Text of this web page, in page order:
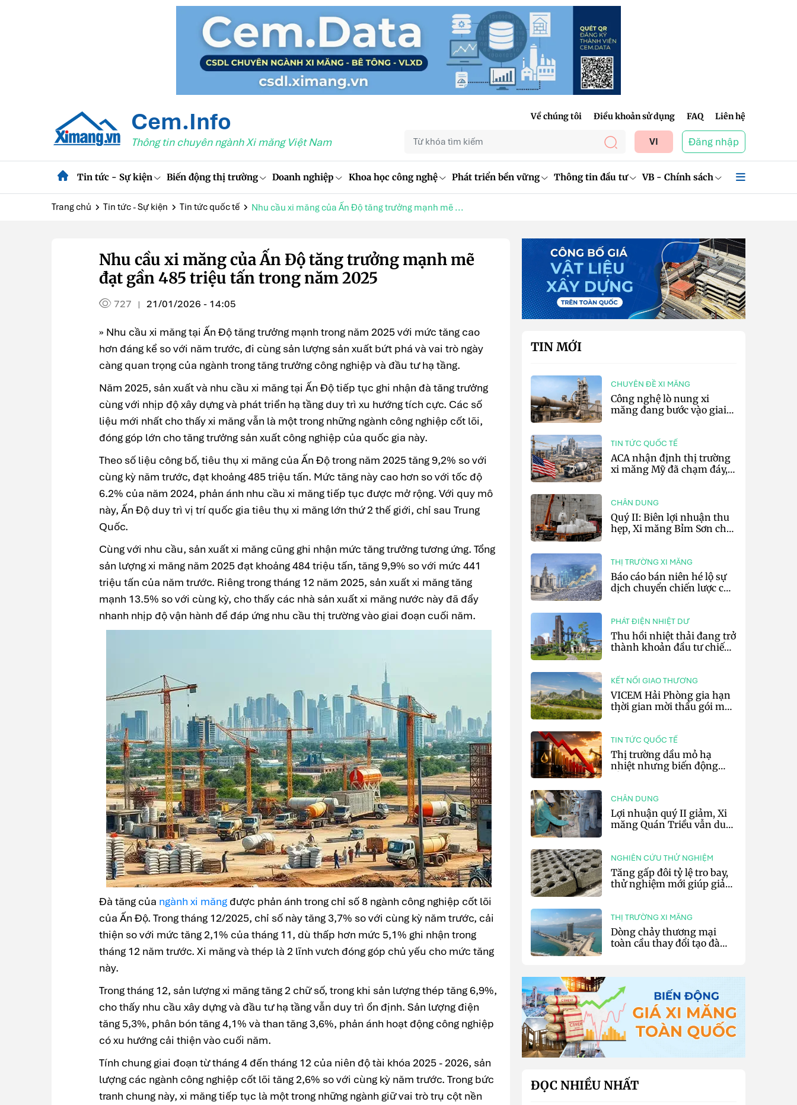
Cem.Info
Thông tin chuyên ngành Xi măng Việt Nam
Về chúng tôi Điều khoản sử dụng FAQ Liên hệ
VI Đăng nhập
Tin tức - Sự kiện Biến động thị trường Doanh nghiệp Khoa học công nghệ Phát triển bền vững Thông tin đầu tư VB - Chính sách
Trang chủ Tin tức - Sự kiện Tin tức quốc tế Nhu cầu xi măng của Ấn Độ tăng trưởng mạnh mẽ ...
Nhu cầu xi măng của Ấn Độ tăng trưởng mạnh mẽ
đạt gần 485 triệu tấn trong năm 2025
727 | 21/01/2026 - 14:05
» Nhu cầu xi măng tại Ấn Độ tăng trưởng mạnh trong năm 2025 với mức tăng cao
hơn đáng kể so với năm trước, đi cùng sản lượng sản xuất bứt phá và vai trò ngày
càng quan trọng của ngành trong tăng trưởng công nghiệp và đầu tư hạ tầng.
Năm 2025, sản xuất và nhu cầu xi măng tại Ấn Độ tiếp tục ghi nhận đà tăng trưởng
cùng với nhịp độ xây dựng và phát triển hạ tầng duy trì xu hướng tích cực. Các số
liệu mới nhất cho thấy xi măng vẫn là một trong những ngành công nghiệp cốt lõi,
đóng góp lớn cho tăng trưởng sản xuất công nghiệp của quốc gia này.
Theo số liệu công bố, tiêu thụ xi măng của Ấn Độ trong năm 2025 tăng 9,2% so với
cùng kỳ năm trước, đạt khoảng 485 triệu tấn. Mức tăng này cao hơn so với tốc độ
6.2% của năm 2024, phản ánh nhu cầu xi măng tiếp tục được mở rộng. Với quy mô
này, Ấn Độ duy trì vị trí quốc gia tiêu thụ xi măng lớn thứ 2 thế giới, chỉ sau Trung
Quốc.
Cùng với nhu cầu, sản xuất xi măng cũng ghi nhận mức tăng trưởng tương ứng. Tổng
sản lượng xi măng năm 2025 đạt khoảng 484 triệu tấn, tăng 9,9% so với mức 441
triệu tấn của năm trước. Riêng trong tháng 12 năm 2025, sản xuất xi măng tăng
mạnh 13.5% so với cùng kỳ, cho thấy các nhà sản xuất xi măng nước này đã đẩy
nhanh nhịp độ vận hành để đáp ứng nhu cầu thị trường vào giai đoạn cuối năm.
Đà tăng của ngành xi măng được phản ánh trong chỉ số 8 ngành công nghiệp cốt lõi
của Ấn Độ. Trong tháng 12/2025, chỉ số này tăng 3,7% so với cùng kỳ năm trước, cải
thiện so với mức tăng 2,1% của tháng 11, dù thấp hơn mức 5,1% ghi nhận trong
tháng 12 năm trước. Xi măng và thép là 2 lĩnh vưch đóng góp chủ yếu cho mức tăng
này.
Trong tháng 12, sản lượng xi măng tăng 2 chữ số, trong khi sản lượng thép tăng 6,9%,
cho thấy nhu cầu xây dựng và đầu tư hạ tầng vẫn duy trì ổn định. Sản lượng điện
tăng 5,3%, phân bón tăng 4,1% và than tăng 3,6%, phản ánh hoạt động công nghiệp
có xu hướng cải thiện vào cuối năm.
Tính chung giai đoạn từ tháng 4 đến tháng 12 của niên độ tài khóa 2025 - 2026, sản
lượng các ngành công nghiệp cốt lõi tăng 2,6% so với cùng kỳ năm trước. Trong bức
tranh chung này, xi măng tiếp tục là một trong những ngành giữ vai trò trụ cột nền
TIN MỚI
CHUYÊN ĐỀ XI MĂNG
Công nghệ lò nung xi
măng đang bước vào giai
TIN TỨC QUỐC TẾ
ACA nhận định thị trường
xi măng Mỹ đã chạm đáy,
CHÂN DUNG
Quý II: Biên lợi nhuận thu
hẹp, Xi măng Bỉm Sơn chỉ
THỊ TRƯỜNG XI MĂNG
Báo cáo bán niên hé lộ sự
dịch chuyển chiến lược của
PHÁT ĐIỆN NHIỆT DƯ
Thu hồi nhiệt thải đang trở
thành khoản đầu tư chiến
KẾT NỐI GIAO THƯƠNG
VICEM Hải Phòng gia hạn
thời gian mời thầu gói mua
TIN TỨC QUỐC TẾ
Thị trường dầu mỏ hạ
nhiệt nhưng biến động
CHÂN DUNG
Lợi nhuận quý II giảm, Xi
măng Quán Triều vẫn duy
NGHIÊN CỨU THỬ NGHIỆM
Tăng gấp đôi tỷ lệ tro bay,
thử nghiệm mới giúp giảm
THỊ TRƯỜNG XI MĂNG
Dòng chảy thương mại
toàn cầu thay đổi tạo đà
ĐỌC NHIỀU NHẤT